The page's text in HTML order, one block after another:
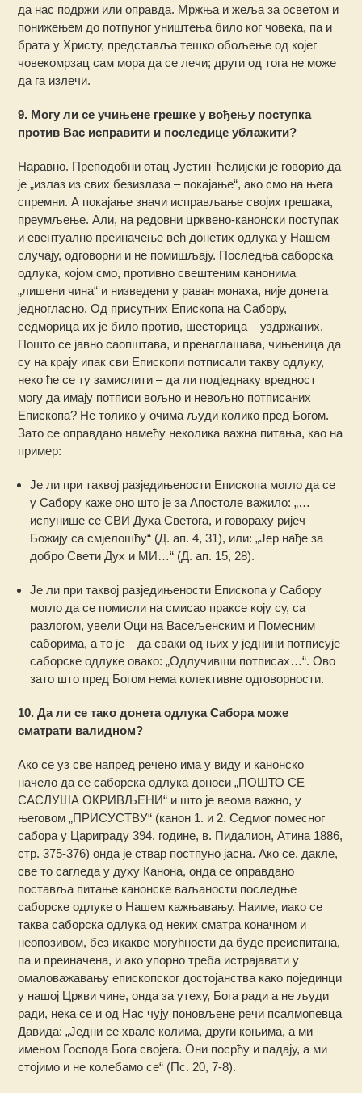
да нас подржи или оправда. Мржња и жеља за осветом и
понижењем до потпуног уништења било ког човека, па и
брата у Христу, представља тешко обољење од којег
човекомрзац сам мора да се лечи; други од тога не може
да га излечи.
9. Могу ли се учињене грешке у вођењу поступка
против Вас исправити и последице ублажити?
Наравно. Преподобни отац Јустин Ћелијски је говорио да
је „излаз из свих безизлаза – покајање“, ако смо на њега
спремни. А покајање значи исправљање својих грешака,
преумљење. Али, на редовни црквено-канонски поступак
и евентуално преиначење већ донетих одлука у Нашем
случају, одговорни и не помишљају. Последња саборска
одлука, којом смо, противно свештеним канонима
„лишени чина“ и низведени у раван монаха, није донета
једногласно. Од присутних Eпископа на Сабору,
седморица их је било против, шесторица – уздржаних.
Пошто се јавно саопштава, и пренаглашава, чињеница да
су на крају ипак сви Eпископи потписали такву одлуку,
неко ће се ту замислити – да ли подједнаку вредност
могу да имају потписи вољно и невољно потписаних
Eпископа? Не толико у очима људи колико пред Богом.
Зато се оправдано намећу неколика важна питања, као на
пример:
Је ли при таквој разједињености Eпископа могло да се
у Сабору каже оно што је за Апостоле важило: „…
испунише се СВИ Духа Светога, и говораху ријеч
Божију са смјелошћу“ (Д. ап. 4, 31), или: „Јер нађе за
добро Свети Дух и МИ…“ (Д. ап. 15, 28).
Је ли при таквој разједињености Eпископа у Сабору
могло да се помисли на смисао праксе коју су, са
разлогом, увели Оци на Васељенским и Помесним
саборима, а то је – да сваки од њих у једнини потписује
саборске одлуке овако: „Одлучивши потписах…“. Ово
зато што пред Богом нема колективне одговорности.
10. Да ли се тако донета одлука Сабора може
сматрати валидном?
Ако се уз све напред речено има у виду и канонско
начело да се саборска одлука доноси „ПОШТО СЕ
САСЛУША ОКРИВЉЕНИ“ и што је веома важно, у
његовом „ПРИСУСТВУ“ (канон 1. и 2. Седмог помесног
сабора у Цариграду 394. године, в. Пидалион, Атина 1886,
стр. 375-376) онда је ствар постпуно јасна. Ако се, дакле,
све то сагледа у духу Канона, онда се оправдано
поставља питање канонске ваљаности последње
саборске одлуке о Нашем кажњавању. Наиме, иако се
таква саборска одлука од неких сматра коначном и
неопозивом, без икакве могућности да буде преиспитана,
па и преиначена, и ако упорно треба истрајавати у
омаловажавању епископског достојанства како појединци
у нашој Цркви чине, онда за утеху, Бога ради а не људи
ради, нека се и од Нас чују поновљене речи псалмопевца
Давида: „Једни се хвале колима, други коњима, а ми
именом Господа Бога својега. Они посрћу и падају, а ми
стојимо и не колебамо се“ (Пс. 20, 7-8).